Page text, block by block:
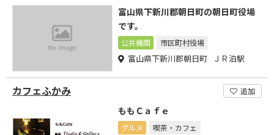
富山県下新川郡朝日町の朝日町役場
です。
公共機関 市区町村役場
富山県下新川郡朝日町 ＪＲ泊駅
カフェふかみ 追加
ももＣａｆｅ
グルメ 喫茶・カフェ